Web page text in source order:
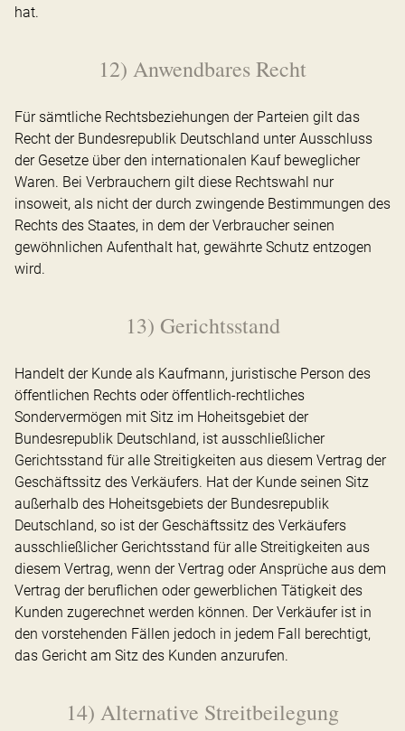
hat.
12) Anwendbares Recht
Für sämtliche Rechtsbeziehungen der Parteien gilt das
Recht der Bundesrepublik Deutschland unter Ausschluss
der Gesetze über den internationalen Kauf beweglicher
Waren. Bei Verbrauchern gilt diese Rechtswahl nur
insoweit, als nicht der durch zwingende Bestimmungen des
Rechts des Staates, in dem der Verbraucher seinen
gewöhnlichen Aufenthalt hat, gewährte Schutz entzogen
wird.
13) Gerichtsstand
Handelt der Kunde als Kaufmann, juristische Person des
öffentlichen Rechts oder öffentlich-rechtliches
Sondervermögen mit Sitz im Hoheitsgebiet der
Bundesrepublik Deutschland, ist ausschließlicher
Gerichtsstand für alle Streitigkeiten aus diesem Vertrag der
Geschäftssitz des Verkäufers. Hat der Kunde seinen Sitz
außerhalb des Hoheitsgebiets der Bundesrepublik
Deutschland, so ist der Geschäftssitz des Verkäufers
ausschließlicher Gerichtsstand für alle Streitigkeiten aus
diesem Vertrag, wenn der Vertrag oder Ansprüche aus dem
Vertrag der beruflichen oder gewerblichen Tätigkeit des
Kunden zugerechnet werden können. Der Verkäufer ist in
den vorstehenden Fällen jedoch in jedem Fall berechtigt,
das Gericht am Sitz des Kunden anzurufen.
14) Alternative Streitbeilegung